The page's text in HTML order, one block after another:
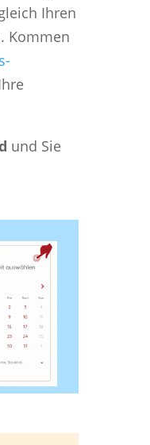
Ihren
Kommen
und Sie